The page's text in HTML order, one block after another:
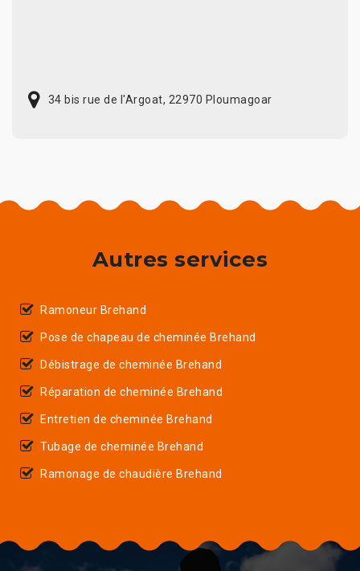
34 bis rue de l'Argoat, 22970 Ploumagoar
Autres services
Ramoneur Brehand
Pose de chapeau de cheminée Brehand
Débistrage de cheminée Brehand
Réparation de cheminée Brehand
Entretien de cheminée Brehand
Tubage de cheminée Brehand
Ramonage de chaudière Brehand